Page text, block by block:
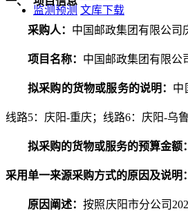
监测预测 文库下载
采购人： 中国邮政集团有限公司
项目名称： 中国邮政集团有限公
拟采购的货物或服务的说明： 中
线路5：庆阳-重庆；线路6：庆阳-乌
拟采购的货物或服务的预算金额：
采用单一来源采购方式的原因及说明：
原因阐述：按照庆阳市分公司